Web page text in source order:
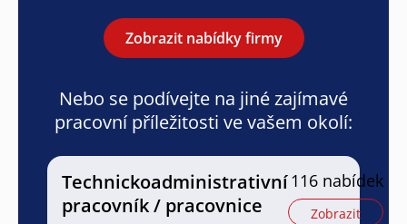
Zobrazit nabídky firmy
Nebo se podívejte na jiné zajímavé
pracovní příležitosti ve vašem okolí:
Technickoadministrativní
pracovník / pracovnice
116 nabídek
Zobrazit